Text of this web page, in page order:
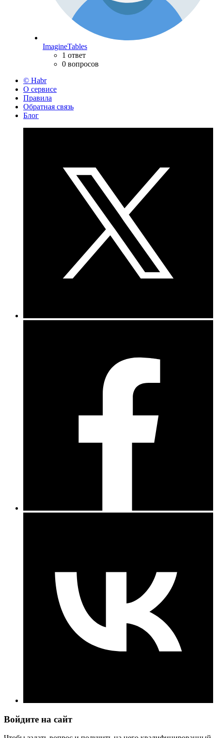
ImagineTables
1 ответ
0 вопросов
© Habr
О сервисе
Правила
Обратная связь
Блог
Войдите на сайт